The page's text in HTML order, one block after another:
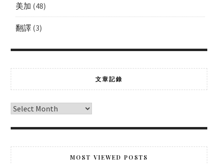
美加 (48)
翻譯(3)
文章記錄
MOST VIEWED POSTS